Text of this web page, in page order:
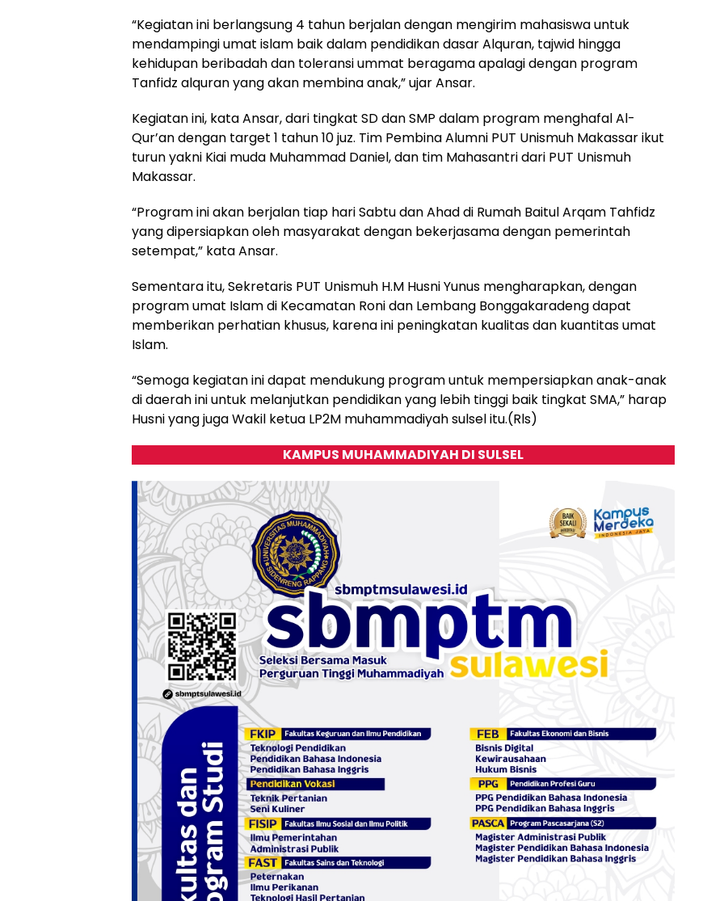
“Kegiatan ini berlangsung 4 tahun berjalan dengan mengirim mahasiswa untuk
mendampingi umat islam baik dalam pendidikan dasar Alquran, tajwid hingga
kehidupan beribadah dan toleransi ummat beragama apalagi dengan program
Tanfidz alquran yang akan membina anak,” ujar Ansar.
Kegiatan ini, kata Ansar, dari tingkat SD dan SMP dalam program menghafal Al-
Qur’an dengan target 1 tahun 10 juz. Tim Pembina Alumni PUT Unismuh Makassar ikut
turun yakni Kiai muda Muhammad Daniel, dan tim Mahasantri dari PUT Unismuh
Makassar.
“Program ini akan berjalan tiap hari Sabtu dan Ahad di Rumah Baitul Arqam Tahfidz
yang dipersiapkan oleh masyarakat dengan bekerjasama dengan pemerintah
setempat,” kata Ansar.
Sementara itu, Sekretaris PUT Unismuh H.M Husni Yunus mengharapkan, dengan
program umat Islam di Kecamatan Roni dan Lembang Bonggakaradeng dapat
memberikan perhatian khusus, karena ini peningkatan kualitas dan kuantitas umat
Islam.
“Semoga kegiatan ini dapat mendukung program untuk mempersiapkan anak-anak
di daerah ini untuk melanjutkan pendidikan yang lebih tinggi baik tingkat SMA,” harap
Husni yang juga Wakil ketua LP2M muhammadiyah sulsel itu.(Rls)
KAMPUS MUHAMMADIYAH DI SULSEL